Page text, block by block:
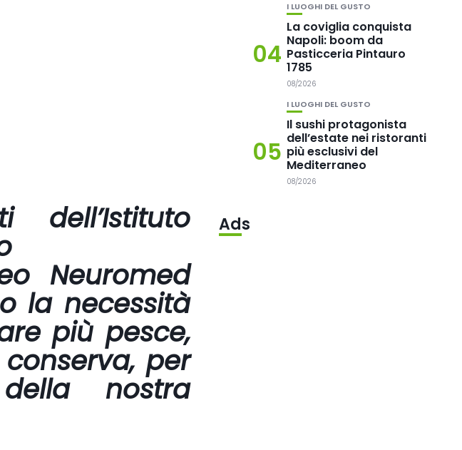
dell’Istituto
Neuromed
la necessità
più pesce,
per
nostra
04
I LUOGHI DEL GUSTO
La coviglia conquista
Napoli: boom da
Pasticceria Pintauro
1785
08/2026
05
I LUOGHI DEL GUSTO
Il sushi protagonista
dell’estate nei ristoranti
più esclusivi del
Mediterraneo
08/2026
Ads